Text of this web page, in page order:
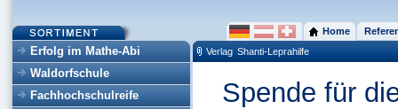
Erfolg im Mathe-Abi
Waldorfschule
Fachhochschulreife
Home
Verlag Shanti-Leprahilfe
Spende für